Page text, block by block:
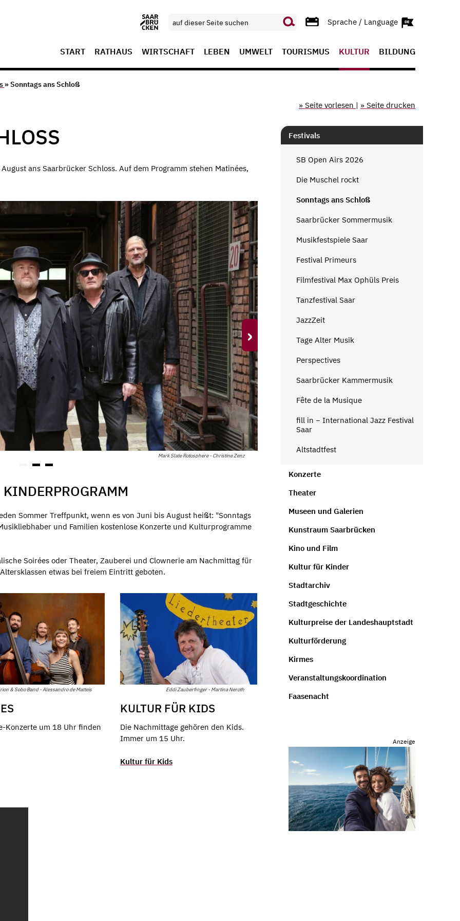
Sprache / Language
START RATHAUS WIRTSCHAFT LEBEN UMWELT TOURISMUS KULTUR BILDUNG
» Sonntags ans Schloß
» Seite vorlesen | » Seite drucken
ans Saarbrücker Schloss. Auf dem Programm stehen Matinées,
Mark Slate Rotosphere - Christine Zenz
›
Sommer Treffpunkt, wenn es von Juni bis August heißt: "Sonntags
und Familien kostenlose Konzerte und Kulturprogramme
Soirées oder Theater, Zauberei und Clownerie am Nachmittag für
etwas bei freiem Eintritt geboten.
& Sobo Band - Alessandro de Matteis
Konzerte um 18 Uhr finden
Eddi Zauberfinger - Martina Neroth
KULTUR FÜR KIDS
Die Nachmittage gehören den Kids.
Immer um 15 Uhr.
Kultur für Kids
Festivals
SB Open Airs 2026
Die Muschel rockt
Sonntags ans Schloß
Saarbrücker Sommermusik
Musikfestspiele Saar
Festival Primeurs
Filmfestival Max Ophüls Preis
Tanzfestival Saar
JazzZeit
Tage Alter Musik
Perspectives
Saarbrücker Kammermusik
Fête de la Musique
fill in − International Jazz Festival
Saar
Altstadtfest
Konzerte
Theater
Museen und Galerien
Kunstraum Saarbrücken
Kino und Film
Kultur für Kinder
Stadtarchiv
Stadtgeschichte
Kulturpreise der Landeshauptstadt
Kulturförderung
Kirmes
Veranstaltungskoordination
Faasenacht
Anzeige